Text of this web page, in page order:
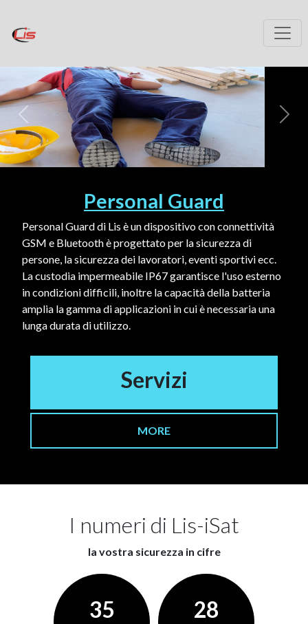
Personal Guard
Personal Guard di Lis è un dispositivo con connettività
GSM e Bluetooth è progettato per la sicurezza di
persone, la sicurezza dei lavoratori, eventi sportivi ecc.
La custodia impermeabile IP67 garantisce l'uso esterno
in condizioni difficili, inoltre la capacità della batteria
amplia la gamma di applicazioni in cui è necessaria una
lunga durata di utilizzo.
Servizi
MORE
I numeri di Lis-iSat
la vostra sicurezza in cifre
35 28